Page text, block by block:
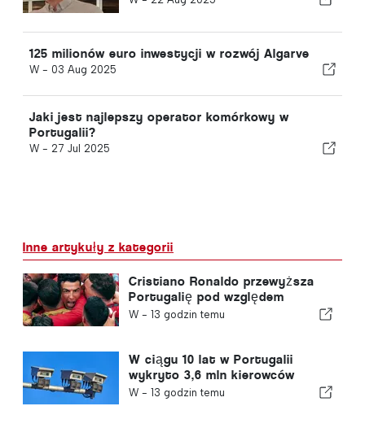
125 milionów euro inwestycji w rozwój Algarve
W - 03 Aug 2025
Jaki jest najlepszy operator komórkowy w
Portugalii?
W - 27 Jul 2025
Inne artykuły z kategorii
Cristiano Ronaldo przewyższa
Portugalię pod względem
wartości komercyjnej
W - 13 godzin temu
W ciągu 10 lat w Portugalii
wykryto 3,6 mln kierowców
przekraczających prędkość
W - 13 godzin temu